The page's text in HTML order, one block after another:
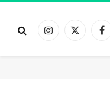
فيسبوكX
الانستغرام